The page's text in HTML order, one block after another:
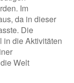
Im
da in dieser
Die
in die Aktivitäten
Welt